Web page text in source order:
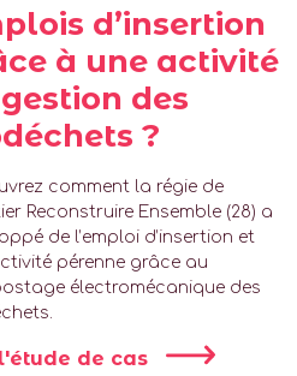
d’insertion
à une activité
des
?
comment la régie de
Reconstruire Ensemble (28) a
de l’emploi d’insertion et
pérenne grâce au
électromécanique des
de cas